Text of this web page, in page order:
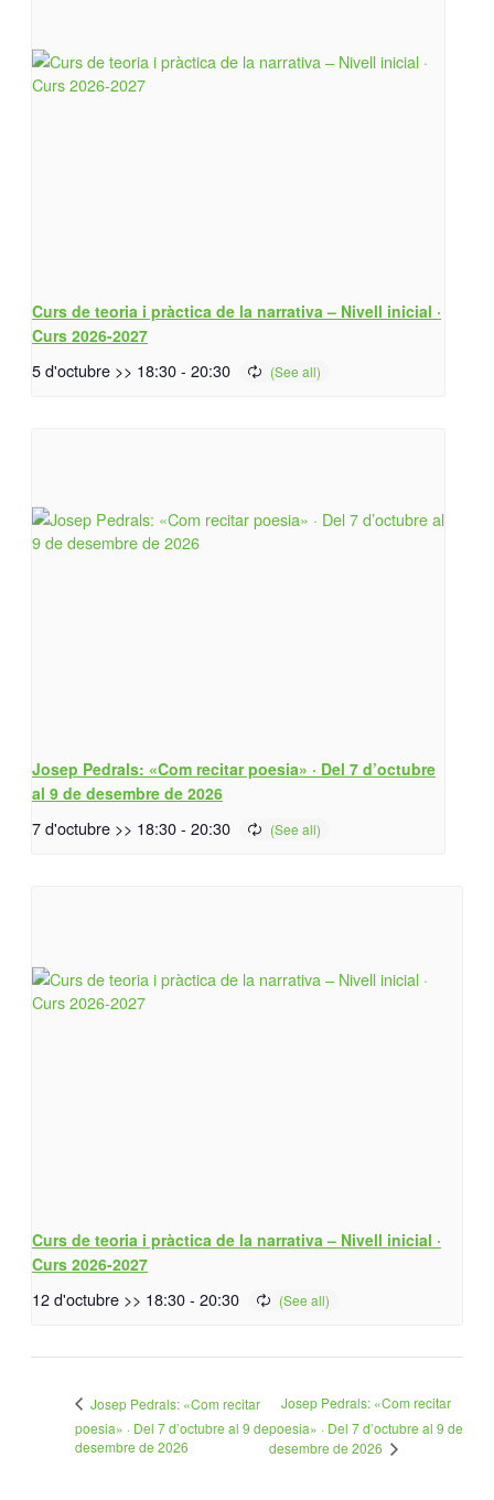
Curs de teoria i pràctica de la narrativa – Nivell inicial ·
Curs 2026-2027
5 d'octubre >> 18:30- 20:30
Josep Pedrals: «Com recitar poesia» · Del 7 d’octubre
al 9 de desembre de 2026
7 d'octubre >> 18:30- 20:30
Curs de teoria i pràctica de la narrativa – Nivell inicial ·
Curs 2026-2027
12 d'octubre >> 18:30- 20:30
Josep Pedrals: «Com recitar
poesia» · Del 7 d’octubre al 9 de
desembre de 2026
Josep Pedrals: «Com recitar
poesia» · Del 7 d’octubre al 9 de
desembre de 2026